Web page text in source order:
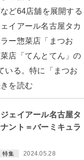
ど64店舖を展開する
イアール名古屋タカ
ー惣菜店「まつお
店「てんとてん」の
いる。特に「まつお
を読む
ェイアール名古屋タ
ント＝バーミキュラ
特集 2024.05.28